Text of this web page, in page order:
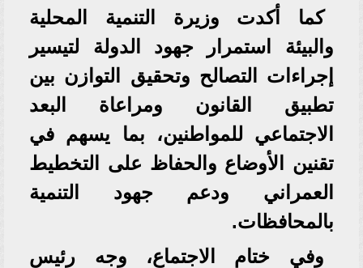
كما أكدت وزيرة التنمية المحلية
والبيئة استمرار جهود الدولة لتيسير
إجراءات التصالح وتحقيق التوازن بين
تطبيق القانون ومراعاة البعد
الاجتماعي للمواطنين، بما يسهم في
تقنين الأوضاع والحفاظ على التخطيط
العمراني ودعم جهود التنمية
بالمحافظات.
وفي ختام الاجتماع، وجه رئيس